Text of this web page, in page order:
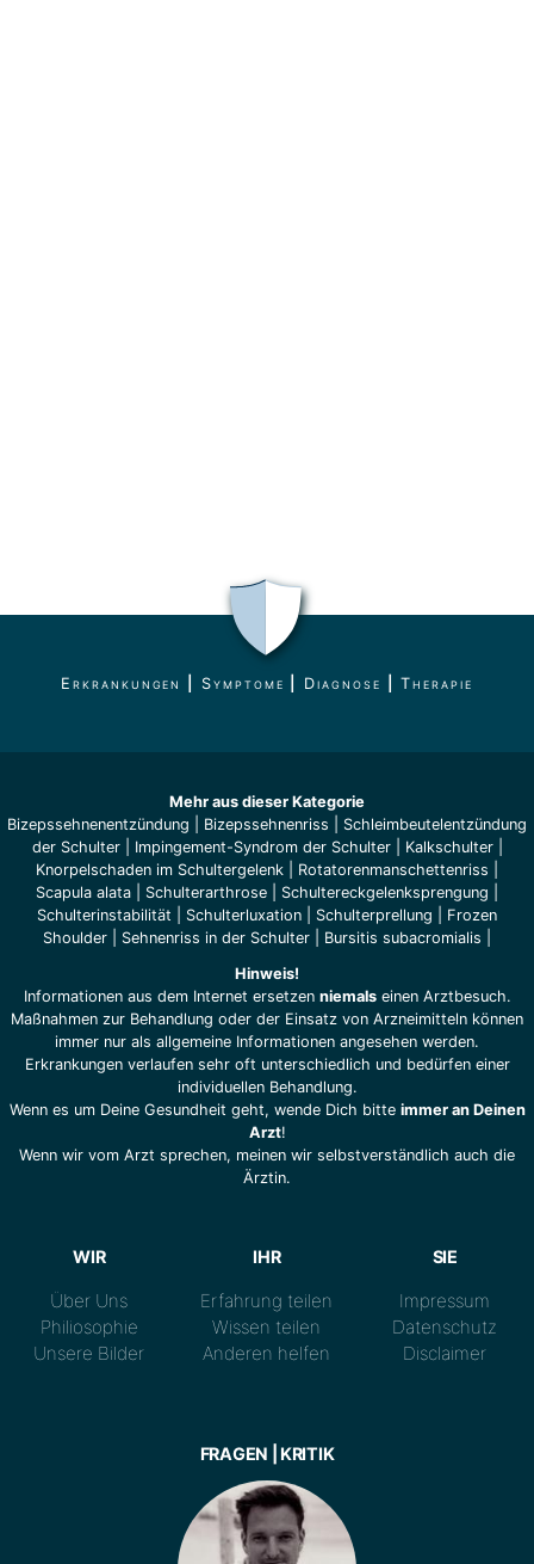
Erkrankungen Symptome Diagnose |Therapie
Mehr aus dieser Kategorie
Bizepssehnenentzündung
Bizepssehnenriss
Schleimbeutelentzündung
der Schulter| Impingement-Syndrom der Schulter| Kalkschulter|
Knorpelschaden im Schultergelenk
Rotatorenmanschettenriss
Scapula alata
Schulterarthrose Schultereckgelenksprengung
Schulterinstabilität
Schulterluxation Schulterprellung
Frozen
Shoulder
Sehnenriss in der Schulter Bursitis subacromialis
Hinweis!
Informationen aus dem Internet ersetzen niemalseinen Arztbesuch.
Maßnahmen zur Behandlung oder der Einsatz von Arzneimitteln können
immer nur als allgemeine Informationen angesehen werden.
Erkrankungen verlaufen sehr oft unterschiedlich und bedürfen einer
individuellen Behandlung.
Wenn es um Deine Gesundheit geht, wende Dich bitte immer an Deinen
Arzt!
Wenn wir vom Arzt sprechen, meinen wir selbstverständlich auch die
Ärztin.
WIR
Über Uns
Philiosophie
Unsere Bilder
IHR
Erfahrung teilen
Wissen teilen
Anderen helfen
SIE
Impressum
Datenschutz
Disclaimer
FRAGEN | KRITIK